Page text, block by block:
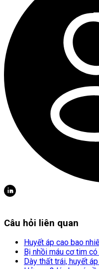
Câu hỏi liên quan
Huyết áp cao bao
Bị nhồi máu cơ tim
Dày thất trái, huyết